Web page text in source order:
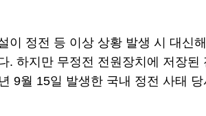
정전 등 이상 상황 발생 시 대신
하지만 무정전 전원장치에 저장된
9월 15일 발생한 국내 정전 사태